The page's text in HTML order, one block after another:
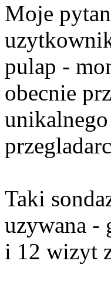
Moje
pulap -
obecnie
Taki
uzywana -
i 12 wizyt